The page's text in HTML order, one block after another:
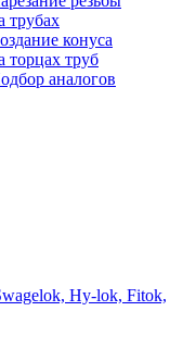
трубах
конуса
торцах труб
аналогов